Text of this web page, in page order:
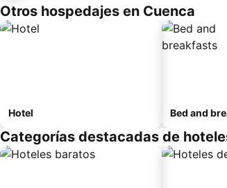
Otros hospedajes en Cuenca
Hotel Bed and
Categorías destacadas de